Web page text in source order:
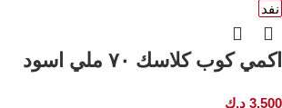
نفد
اكمي كوب كلاسك ٧٠ ملي اسود
3.500 د.ك